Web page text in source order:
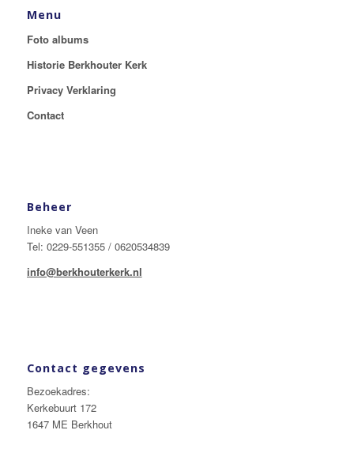
Menu
Foto albums
Historie Berkhouter Kerk
Privacy Verklaring
Contact
Beheer
Ineke van Veen
Tel: 0229-551355 / 0620534839
info@berkhouterkerk.nl
Contact gegevens
Bezoekadres:
Kerkebuurt 172
1647 ME Berkhout